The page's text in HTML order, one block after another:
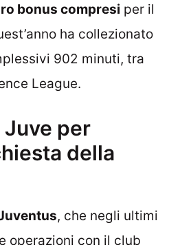
bonus compresi per il
ha collezionato
902 minuti, tra
League.
per
della
, che negli ultimi
operazioni con il club